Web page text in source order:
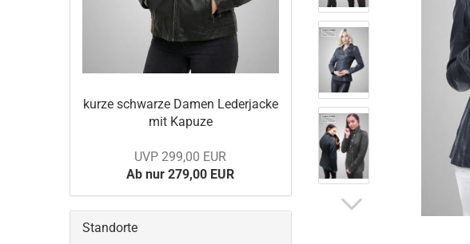
kurze schwar­ze Damen Le­der­ja­cke
mit Ka­pu­ze
UVP 299,00 EUR
Ab nur 279,00 EUR
Standorte